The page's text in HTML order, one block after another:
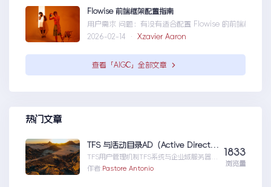
Flowise 前端框架配置指南
用户需求 问题：有没有适合配置 Flowise 的前端框架
2026-02-14 · Xzavier Aaron
查看「AIGC」全部文章
热门文章
TFS 与活动目录AD（Active Directory)的同步机制
TFS用户管理机制TFS系统与企业域服务器用
户系统（或本地计算机用户系统）高度集成
作者:Pastore Antonio
1833
浏览量